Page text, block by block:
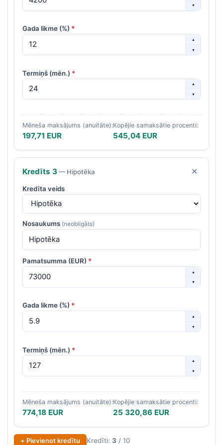
▼
Gada likme (%) *
▲
▼
Termiņš (mēn.) *
▲
▼
Mēneša maksājums (anuitāte):
197,71 EUR
Kopējie samaksātie procenti:
545,04 EUR
Kredīts 3— Hipotēka ✕
Kredīta veids
Nosaukums (neobligāts)
Pamatsumma (EUR) *
▲
▼
Gada likme (%) *
▲
▼
Termiņš (mēn.) *
▲
▼
Mēneša maksājums (anuitāte):
774,18 EUR
Kopējie samaksātie procenti:
25 320,86 EUR
+ Pievienot kredītu Kredīti: 3 / 10